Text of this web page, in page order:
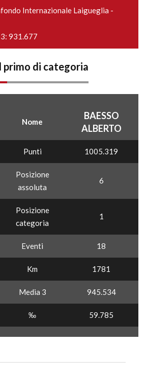
Internazionale Laigueglia -
931.677
di categoria
Nome
BAESSO
ALBERTO
Punti 1005.319
Posizione
assoluta
6
Posizione
categoria
1
Eventi 18
Km 1781
Media 3 945.534
‰ 59.785